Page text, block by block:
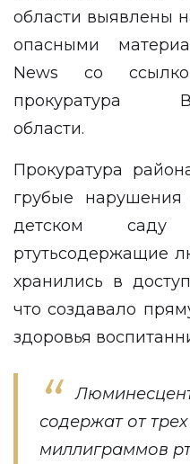
области выявлены
опасными
News со
прокуратура
области.
Прокуратура
грубые
детском
ртутьсодержащие
хранились в
что создавало
здоровья
содержат от
миллиграммов